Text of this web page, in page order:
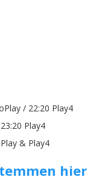
/ 22:20 Play4
Play4
& Play4
hier